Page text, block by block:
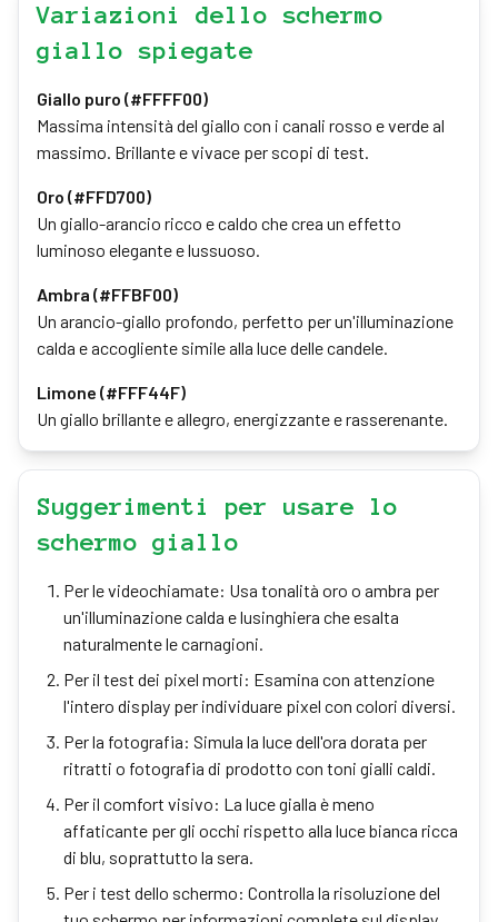
Variazioni dello schermo
giallo spiegate
Giallo puro (#FFFF00)
Massima intensità del giallo con i canali rosso e verde al
massimo. Brillante e vivace per scopi di test.
Oro (#FFD700)
Un giallo-arancio ricco e caldo che crea un effetto
luminoso elegante e lussuoso.
Ambra (#FFBF00)
Un arancio-giallo profondo, perfetto per un'illuminazione
calda e accogliente simile alla luce delle candele.
Limone (#FFF44F)
Un giallo brillante e allegro, energizzante e rasserenante.
Suggerimenti per usare lo
schermo giallo
Per le videochiamate: Usa tonalità oro o ambra per
un'illuminazione calda e lusinghiera che esalta
naturalmente le carnagioni.
Per il test dei pixel morti: Esamina con attenzione
l'intero display per individuare pixel con colori diversi.
Per la fotografia: Simula la luce dell'ora dorata per
ritratti o fotografia di prodotto con toni gialli caldi.
Per il comfort visivo: La luce gialla è meno
affaticante per gli occhi rispetto alla luce bianca ricca
di blu, soprattutto la sera.
Per i test dello schermo: Controlla la risoluzione del